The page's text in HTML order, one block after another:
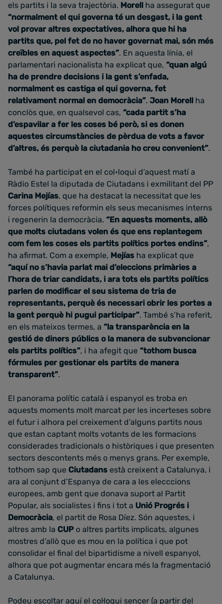
els partits i la seva trajectòria. Morell ha assegurat que
“normalment el qui governa té un desgast, i la gent
vol provar altres expectatives, alhora que hi ha
partits que, pel fet de no haver governat mai, són més
creïbles en aquest aspectes”. En aquesta línia, el
parlamentari nacionalista ha explicat que, “quan algú
ha de prendre decisions i la gent s’enfada,
normalment es castiga el qui governa, fet
relativament normal en democràcia”. Joan Morell ha
conclòs que, en qualsevol cas, “cada partit s’ha
d’espavilar a fer les coses bé però, si es donen
aquestes circumstàncies de pèrdua de vots a favor
d’altres, és perquè la ciutadania ho creu convenient”.
També ha participat en el col•loqui d’aquest matí a
Ràdio Estel la diputada de Ciutadans i exmilitant del PP
Carina Mejías, que ha destacat la necessitat que les
forces polítiques reformin els seus mecanismes interns
i regenerin la democràcia. “En aquests moments, allò
que molts ciutadans volen és que ens replantegem
com fem les coses els partits polítics portes endins”,
ha afirmat. Com a exemple, Mejías ha explicat que
“aquí no s’havia parlat mai d’eleccions primàries a
l’hora de triar candidats, i ara tots els partits polítics
parlen de modificar el seu sistema de tria de
representants, perquè és necessari obrir les portes a
la gent perquè hi pugui participar”. També s’ha referit,
en els mateixos termes, a “la transparència en la
gestió de diners públics o la manera de subvencionar
els partits polítics”, i ha afegit que “tothom busca
fórmules per gestionar els partits de manera
transparent”.
El panorama polític català i espanyol es troba en
aquests moments molt marcat per les incerteses sobre
el futur i alhora pel creixement d’alguns partits nous
que estan captant molts votants de les formacions
considerades tradicionals o històriques i que presenten
sectors descontents més o menys grans. Per exemple,
tothom sap que Ciutadans està creixent a Catalunya, i
ara al conjunt d’Espanya de cara a les elecccions
europees, amb gent que donava suport al Partit
Popular, als socialistes i fins i tot a Unió Progrés i
Democràcia, el partit de Rosa Díez. Són aquestes, i
altres amb la CUP o altres partits implicats, algunes
mostres d’allò que es mou en la política i que pot
consolidar el final del bipartidisme a nivell espanyol,
alhora que pot augmentar encara més la fragmentació
a Catalunya.
Podeu escoltar aquíel col·loqui sencer (a partir del